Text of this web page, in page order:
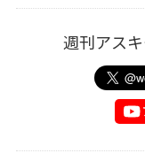
週刊アス